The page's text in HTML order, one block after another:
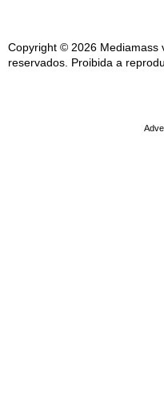
Copyright © 2026 Mediamass
reservados. Proibida a